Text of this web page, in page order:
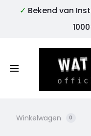
✓ Bekend van
Winkelwagen 0